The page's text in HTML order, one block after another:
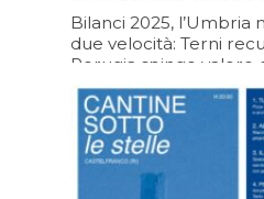
Bilanci 2025, l’Umbria
due velocità: Terni
Perugia spinge valore
05/08/2026 19:20